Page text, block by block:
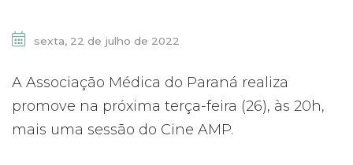
sexta, 22 de julho de 2022
A Associação Médica do Paraná realiza
promove na próxima terça-feira (26), às 20h,
mais uma sessão do Cine AMP.